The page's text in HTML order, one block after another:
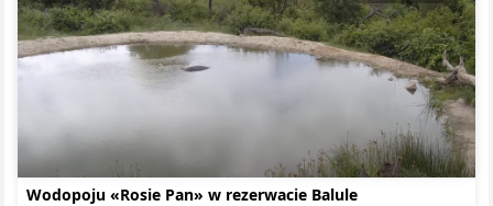
Wodopoju «Rosie Pan» w rezerwacie Balule